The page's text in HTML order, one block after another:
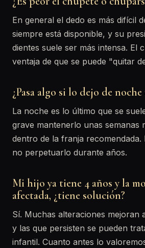
En general el dedo es más difícil
siempre está disponible, y su
dientes suele ser más intensa. El
ventaja de que se puede "quitar
¿Pasa algo si lo dejo de
La noche es lo último que se
grave mantenerlo unas semanas
dentro de la franja recomendada.
no perpetuarlo durante años.
Mi hijo ya tiene 4 años y la
afectada, ¿tiene solución?
Sí. Muchas alteraciones mejoran
y las que persisten se pueden
infantil. Cuanto antes lo